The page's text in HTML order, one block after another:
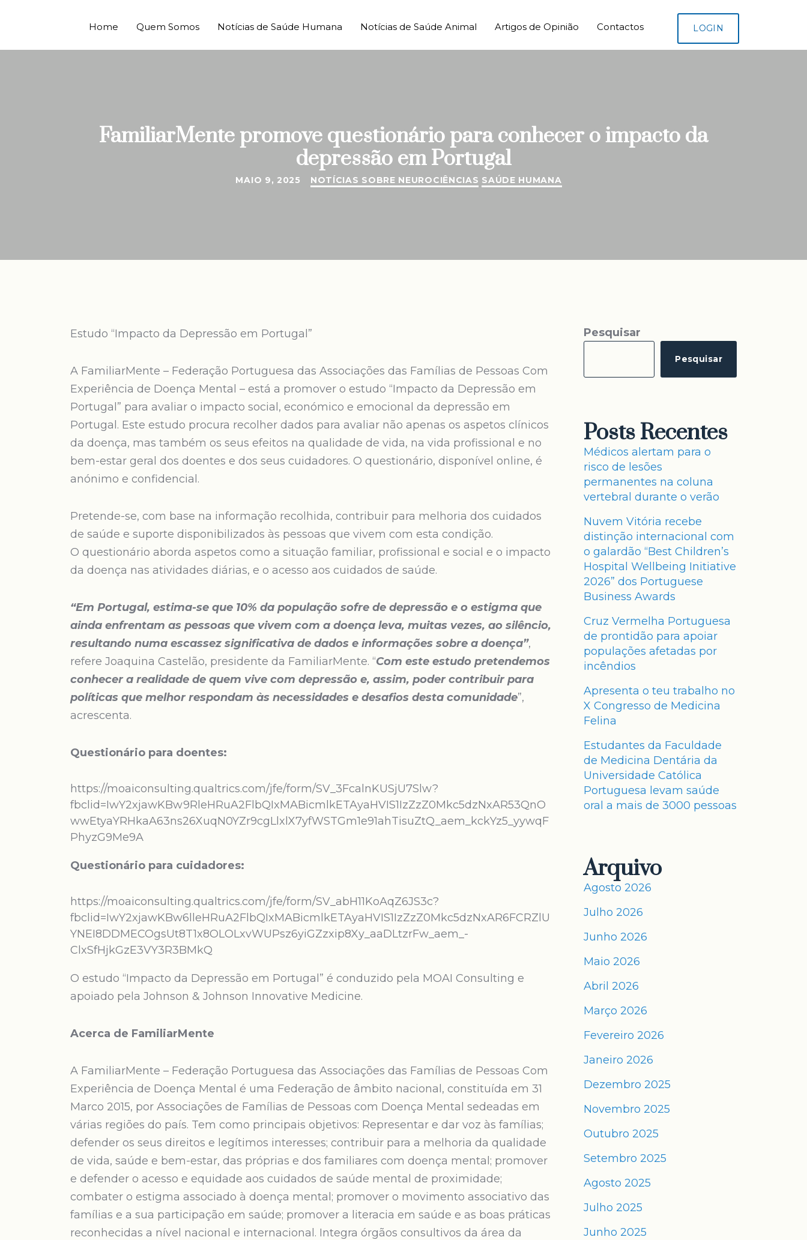
Home Quem Somos Notícias de Saúde Humana Notícias de Saúde Animal Artigos de Opinião Contactos LOGIN
FamiliarMente promove questionário para conhecer o impacto da
depressão em Portugal
MAIO 9, 2025 NOTÍCIAS SOBRE NEUROCIÊNCIAS SAÚDE HUMANA
Estudo “Impacto da Depressão em Portugal”
A FamiliarMente – Federação Portuguesa das Associações das Famílias de Pessoas Com
Experiência de Doença Mental – está a promover o estudo “Impacto da Depressão em
Portugal” para avaliar o impacto social, económico e emocional da depressão em
Portugal. Este estudo procura recolher dados para avaliar não apenas os aspetos clínicos
da doença, mas também os seus efeitos na qualidade de vida, na vida profissional e no
bem-estar geral dos doentes e dos seus cuidadores. O questionário, disponível online, é
anónimo e confidencial.
Pretende-se, com base na informação recolhida, contribuir para melhoria dos cuidados
de saúde e suporte disponibilizados às pessoas que vivem com esta condição.
O questionário aborda aspetos como a situação familiar, profissional e social e o impacto
da doença nas atividades diárias, e o acesso aos cuidados de saúde.
“Em Portugal, estima-se que 10% da população sofre de depressão e o estigma que
ainda enfrentam as pessoas que vivem com a doença leva, muitas vezes, ao silêncio,
resultando numa escassez significativa de dados e informações sobre a doença”,
refere Joaquina Castelão, presidente da FamiliarMente. “Com este estudo pretendemos
conhecer a realidade de quem vive com depressão e, assim, poder contribuir para
políticas que melhor respondam às necessidades e desafios desta comunidade”,
acrescenta.
Questionário para doentes:
https://moaiconsulting.qualtrics.com/jfe/form/SV_3FcalnKUSjU7Slw?
fbclid=IwY2xjawKBw9RleHRuA2FlbQIxMABicmlkETAyaHVIS1IzZzZ0Mkc5dzNxAR53QnO
wwEtyaYRHkaA63ns26XuqN0YZr9cgLlxlX7yfWSTGm1e91ahTisuZtQ_aem_kckYz5_yywqF
PhyzG9Me9A
Questionário para cuidadores:
https://moaiconsulting.qualtrics.com/jfe/form/SV_abH11KoAqZ6JS3c?
fbclid=IwY2xjawKBw6lleHRuA2FlbQIxMABicmlkETAyaHVIS1IzZzZ0Mkc5dzNxAR6FCRZlU
YNEI8DDMECOgsUt8T1x8OLOLxvWUPsz6yiGZzxip8Xy_aaDLtzrFw_aem_-
ClxSfHjkGzE3VY3R3BMkQ
O estudo “Impacto da Depressão em Portugal” é conduzido pela MOAI Consulting e
apoiado pela Johnson & Johnson Innovative Medicine.
Acerca de FamiliarMente
A FamiliarMente – Federação Portuguesa das Associações das Famílias de Pessoas Com
Experiência de Doença Mental é uma Federação de âmbito nacional, constituída em 31
Marco 2015, por Associações de Famílias de Pessoas com Doença Mental sedeadas em
várias regiões do país. Tem como principais objetivos: Representar e dar voz às famílias;
defender os seus direitos e legítimos interesses; contribuir para a melhoria da qualidade
de vida, saúde e bem-estar, das próprias e dos familiares com doença mental; promover
e defender o acesso e equidade aos cuidados de saúde mental de proximidade;
combater o estigma associado à doença mental; promover o movimento associativo das
famílias e a sua participação em saúde; promover a literacia em saúde e as boas práticas
reconhecidas a nível nacional e internacional. Integra órgãos consultivos da área da
Pesquisar
Pesquisar
Posts Recentes
Médicos alertam para o
risco de lesões
permanentes na coluna
vertebral durante o verão
Nuvem Vitória recebe
distinção internacional com
o galardão “Best Children’s
Hospital Wellbeing Initiative
2026” dos Portuguese
Business Awards
Cruz Vermelha Portuguesa
de prontidão para apoiar
populações afetadas por
incêndios
Apresenta o teu trabalho no
X Congresso de Medicina
Felina
Estudantes da Faculdade
de Medicina Dentária da
Universidade Católica
Portuguesa levam saúde
oral a mais de 3000 pessoas
Arquivo
Agosto 2026
Julho 2026
Junho 2026
Maio 2026
Abril 2026
Março 2026
Fevereiro 2026
Janeiro 2026
Dezembro 2025
Novembro 2025
Outubro 2025
Setembro 2025
Agosto 2025
Julho 2025
Junho 2025